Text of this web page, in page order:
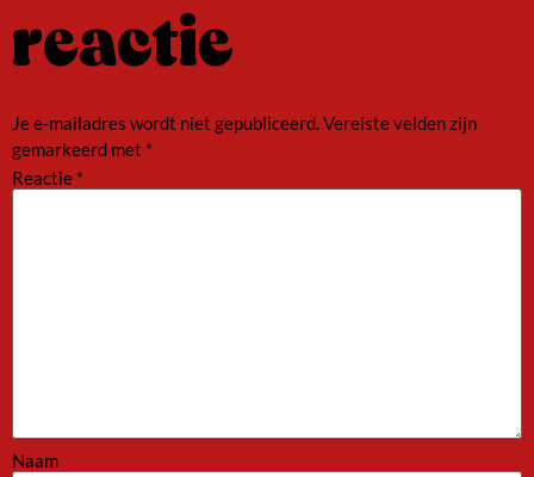
reactie
Je e-mailadres wordt niet gepubliceerd.Vereiste velden zijn
gemarkeerd met *
Reactie *
Naam